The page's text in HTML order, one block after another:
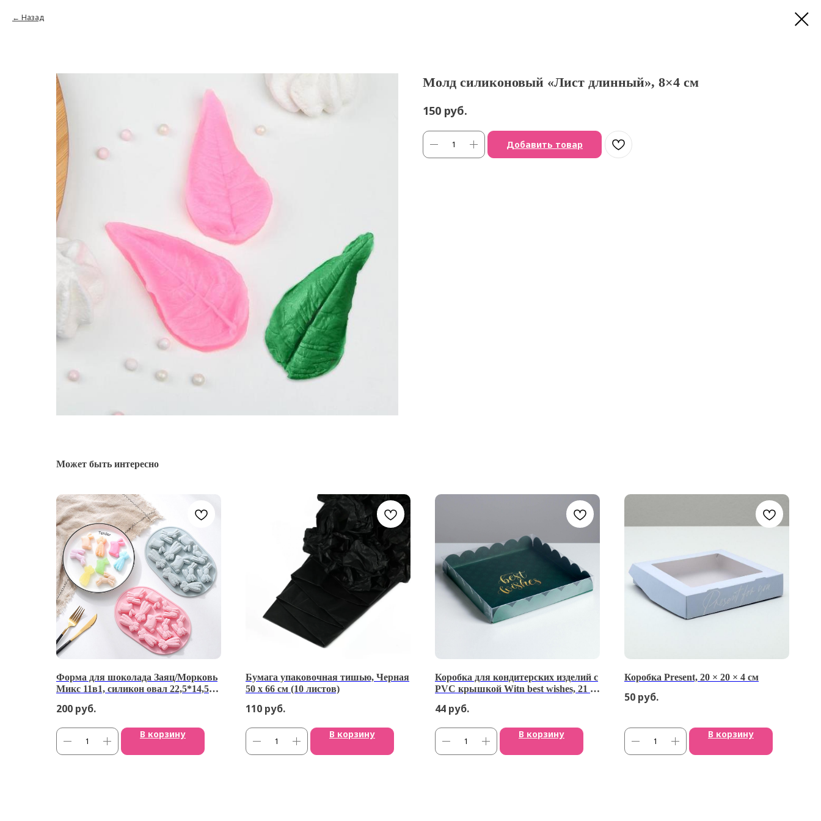
Назад
Молд силиконовый «Лист длинный», 8×4 см
150 руб.
Добавить товар
Может быть интересно
Форма для шоколада Заяц/Морковь
Микс 11в1, силикон овал 22,5*14,5см
200 руб.
В корзину
Бумага упаковочная тишью, Черная
50 х 66 см (10 листов)
110 руб.
В корзину
Коробка для кондитерских изделий с
PVC крышкой Witn best wishes, 21 ×
44 руб.
В корзину
Коробка Present, 20 × 20 × 4 см
50 руб.
В корзину